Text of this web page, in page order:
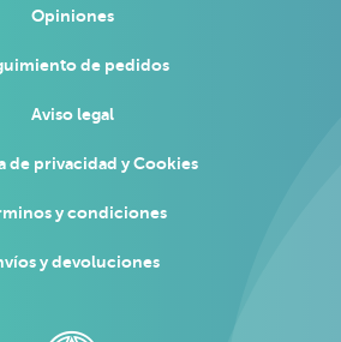
Opiniones
de pedidos
Aviso legal
de privacidad y Cookies
y condiciones
y devoluciones